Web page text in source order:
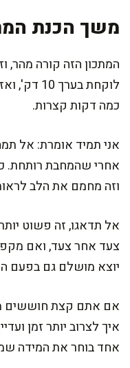
משך הכנת
המתכון הזה קורה מהר,
לוקחת
כמה דקות קצרות.
אני תמיד אומרת: אל
אחרי שהמחבת רותחת.
וזה מחמם את הלב
אל תדאגו, זה פשוט
צעד אחר צעד, ואם
יוצא מושלם גם בפעם
אם אתם קצת חוששים
איך לצרוב יותר זמן
אחד בוחר את המידה